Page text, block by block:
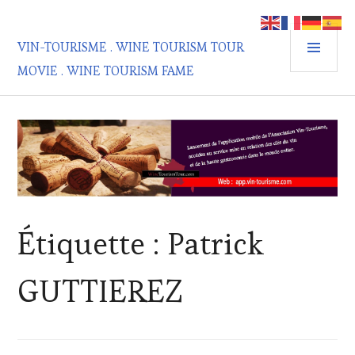
contenu
principal
VIN-TOURISME . WINE TOURISM TOUR
MOVIE . WINE TOURISM FAME
Étiquette : Patrick
GUTTIEREZ